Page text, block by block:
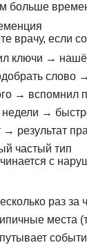
больше
врачу, если
ключи →
слово
→ вспомнил
недели →
→ результат
частый тип
с
раз за
места